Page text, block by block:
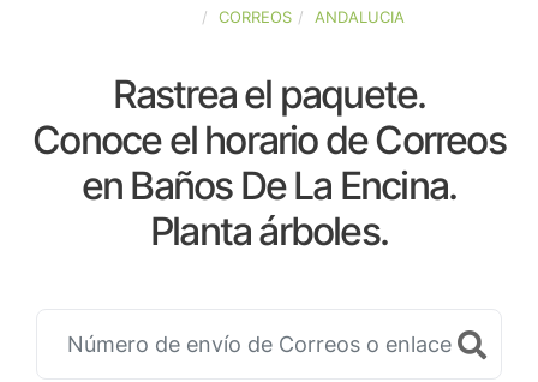
CORREOS ANDALUCIA
Rastrea el paquete.
Conoce el horario de Correos
en Baños De La Encina.
Planta árboles.